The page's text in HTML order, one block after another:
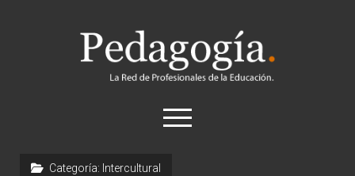
Pedagogía
abrir
el
Categoría: Intercultural